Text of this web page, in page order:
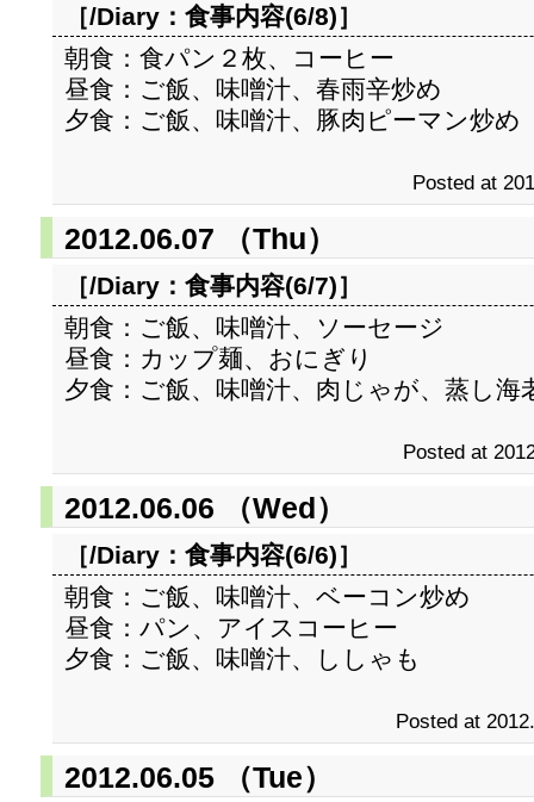
［/Diary： 食事内容(6/8)］
朝食：食パン２枚、コーヒー
昼食：ご飯、味噌汁、春雨辛炒め
夕食：ご飯、味噌汁、豚肉ピーマン炒め
Posted at
2012.06.07 （Thu）
［/Diary： 食事内容(6/7)］
朝食：ご飯、味噌汁、ソーセージ
昼食：カップ麺、おにぎり
夕食：ご飯、味噌汁、肉じゃが、蒸し海
Posted at
2012.06.06 （Wed）
［/Diary： 食事内容(6/6)］
朝食：ご飯、味噌汁、ベーコン炒め
昼食：パン、アイスコーヒー
夕食：ご飯、味噌汁、ししゃも
Posted at
2012.06.05 （Tue）